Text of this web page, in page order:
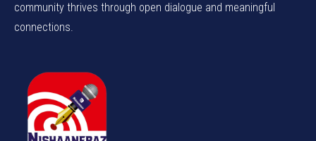
community thrives through open dialogue and meaningful
connections.